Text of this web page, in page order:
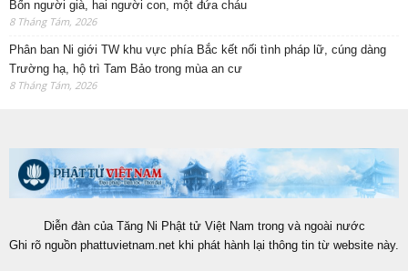
Bốn người già, hai người con, một đứa cháu
8 Tháng Tám, 2026
Phân ban Ni giới TW khu vực phía Bắc kết nối tình pháp lữ, cúng dàng
Trường hạ, hộ trì Tam Bảo trong mùa an cư
8 Tháng Tám, 2026
Diễn đàn của Tăng Ni Phật tử Việt Nam trong và ngoài nước
Ghi rõ nguồn phattuvietnam.net khi phát hành lại thông tin từ website này.